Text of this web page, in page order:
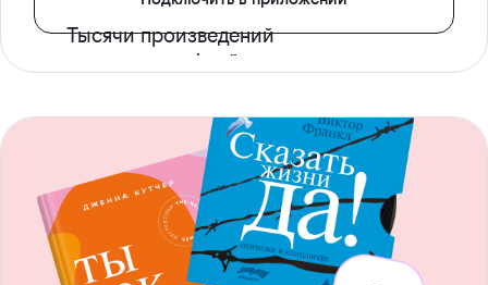
Тысячи произведений
с доступом офлайн